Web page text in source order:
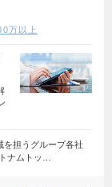
万以上
を担うグループ各社
ナムトッ…